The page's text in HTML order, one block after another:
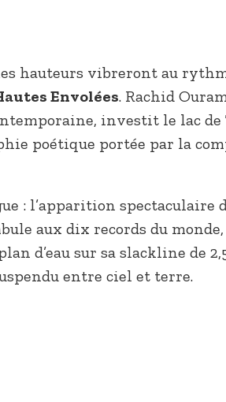
hauteurs vibreront au
Envolées. Rachid
investit le lac de
poétique portée par la
: l’apparition spectaculaire
aux dix records du
d’eau sur sa slackline de
entre ciel et terre.